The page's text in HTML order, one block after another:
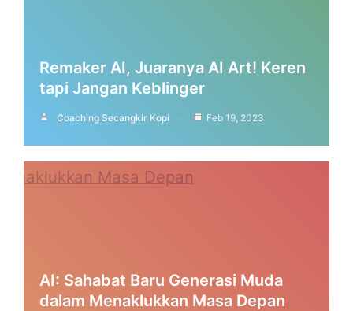
Remaker AI, Juaranya AI Art! Keren
tapi Jangan Keblinger
Coaching Secangkir Kopi Feb 19, 2023
AI: Sahabat Baru Generasi Muda
dalam Menaklukkan Masa Depan